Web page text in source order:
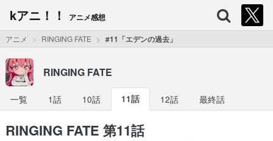
kアニ！！ アニメ感想
アニメ RINGING FATE #11「エデンの過去」
RINGING FATE
一覧 1話 10話 11話 12話 最終話
RINGING FATE 第11話